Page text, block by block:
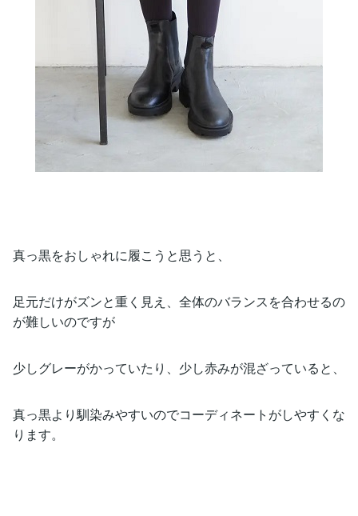
真っ黒をおしゃれに履こうと思うと、
足元だけがズンと重く見え、全体のバランスを合わせるの
が難しいのですが
少しグレーがかっていたり、少し赤みが混ざっていると、
真っ黒より馴染みやすいのでコーディネートがしやすくな
ります。